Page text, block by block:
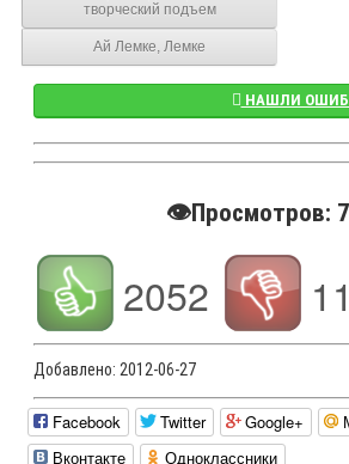
творческий подъем
Ай Лемке, Лемке
НАШЛИ
👁️Просмотров:
2052
Добавлено: 2012-06-27
Facebook Twitter Google+
Вконтакте
Одноклассники